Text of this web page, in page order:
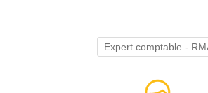
Expert comptable -